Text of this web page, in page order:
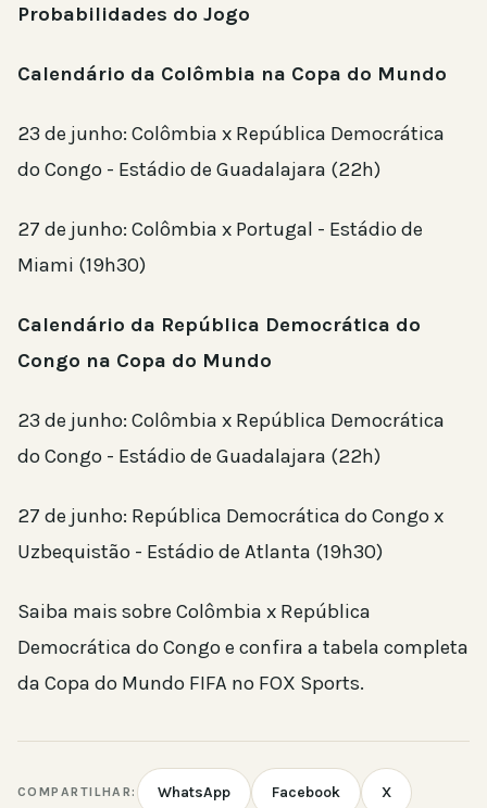
Probabilidades do Jogo
Calendário da Colômbia na Copa do Mundo
23 de junho: Colômbia x República Democrática
do Congo - Estádio de Guadalajara (22h)
27 de junho: Colômbia x Portugal - Estádio de
Miami (19h30)
Calendário da República Democrática do
Congo na Copa do Mundo
23 de junho: Colômbia x República Democrática
do Congo - Estádio de Guadalajara (22h)
27 de junho: República Democrática do Congo x
Uzbequistão - Estádio de Atlanta (19h30)
Saiba mais sobre Colômbia x República
Democrática do Congo e confira a tabela completa
da Copa do Mundo FIFA no FOX Sports.
COMPARTILHAR: WhatsApp Facebook X